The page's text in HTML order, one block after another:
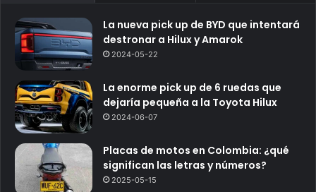
La nueva pick up de BYD que intentará
destronar a Hilux y Amarok
2024-05-22
La enorme pick up de 6 ruedas que
dejaría pequeña a la Toyota Hilux
2024-06-07
Placas de motos en Colombia: ¿qué
significan las letras y números?
2025-05-15